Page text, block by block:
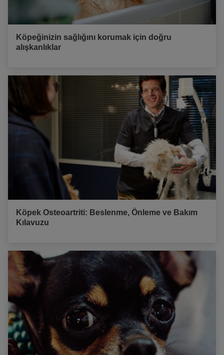
Köpeğinizin sağlığını korumak için doğru
alışkanlıklar
Köpek Osteoartriti: Beslenme, Önleme ve Bakım
Kılavuzu